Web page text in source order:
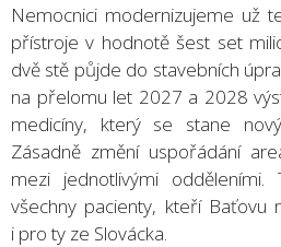
Nemocnici modernizujeme už
přístroje v hodnotě šest set
dvě stě půjde do stavebních
na přelomu let 2027 a 2028
medicíny, který se stane
Zásadně změní uspořádání
mezi jednotlivými
všechny pacienty, kteří Baťovu
i pro ty ze Slovácka.